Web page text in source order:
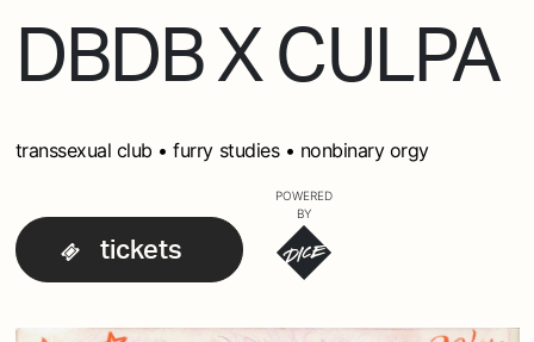
DBDB X CULPA
transsexual club • furry studies • nonbinary orgy
tickets
POWERED
BY